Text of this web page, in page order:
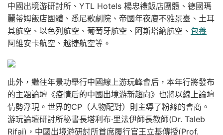
中國出境游研討所、YTL Hotels 楊忠禮飯店團體、德國瑪
麗蒂姆飯店團體、悉尼歌劇院、帝國年夜廈不雅景臺、土耳
其航空、以色列航空、葡萄牙航空、阿斯塔納航空、 包養
阿維安卡航空、越捷航空等。
此外，繼往年景功舉行中國線上游玩峰會后，本年行將發布
的主題論壇《疫情后的中國出境游新趨向》也將以線上論壇
情勢浮現。世界的CP（人物配對）則主導了粉絲的會商。
游玩論壇研討所秘書長塔利布·里法伊師長教師(Dr. Taleb
Rifai)，中國出境游研討所首席履行官王立基傳授(Prof.